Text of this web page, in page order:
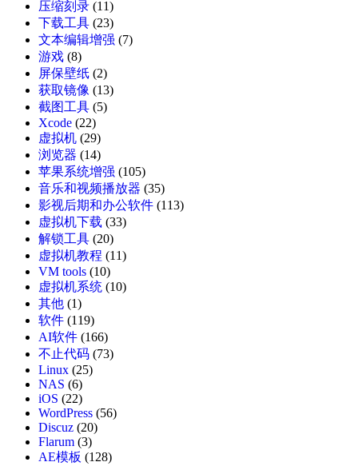
压缩刻录 (11)
下载工具 (23)
文本编辑增强 (7)
游戏 (8)
屏保壁纸 (2)
获取镜像 (13)
截图工具 (5)
Xcode (22)
虚拟机 (29)
浏览器 (14)
苹果系统增强 (105)
音乐和视频播放器 (35)
影视后期和办公软件 (113)
虚拟机下载 (33)
解锁工具 (20)
虚拟机教程 (11)
VM tools (10)
虚拟机系统 (10)
其他 (1)
软件 (119)
AI软件 (166)
不止代码 (73)
Linux (25)
NAS (6)
iOS (22)
WordPress (56)
Discuz (20)
Flarum (3)
AE模板 (128)